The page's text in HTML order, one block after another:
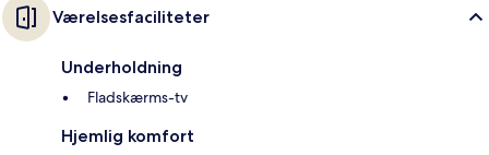
Værelsesfaciliteter
Underholdning
Fladskærms-tv
Hjemlig komfort